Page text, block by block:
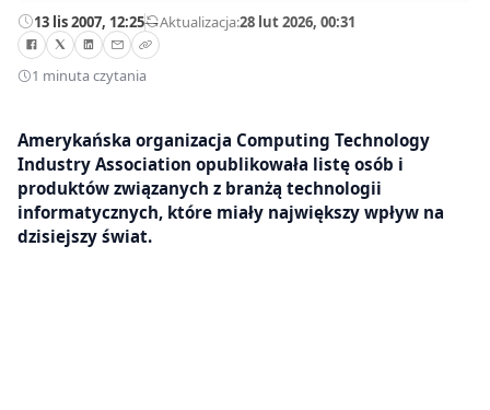
13 lis 2007, 12:25—Aktualizacja:28 lut 2026, 00:31
1 minuta czytania
Amerykańska organizacja Computing Technology
Industry Association opublikowała listę osób i
produktów związanych z branżą technologii
informatycznych, które miały największy wpływ na
dzisiejszy świat.